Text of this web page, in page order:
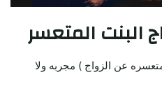
البنت المتعسر
عن الزواج ) مجربه ولا